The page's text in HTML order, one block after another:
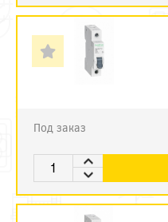
Под заказ